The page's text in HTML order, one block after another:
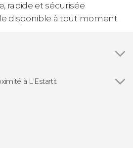
rapide et sécurisée
disponible à tout moment
à L'Estartit